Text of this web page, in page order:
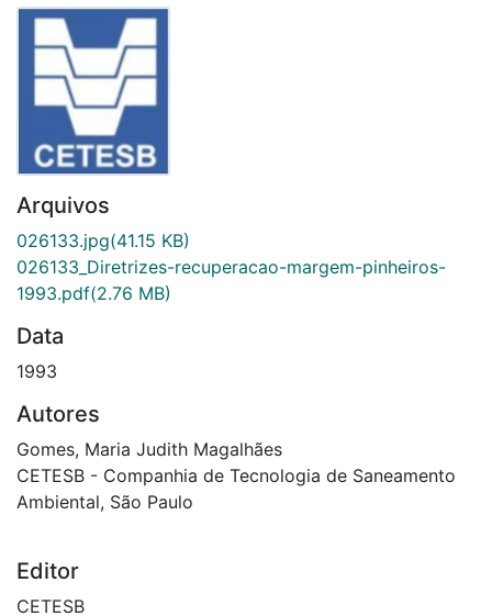
Fale Conosco
Arquivos
026133.jpg(41.15 KB)
026133_Diretrizes-recuperacao-margem-pinheiros-
1993.pdf(2.76 MB)
Data
1993
Autores
Gomes, Maria Judith Magalhães
CETESB - Companhia de Tecnologia de Saneamento
Ambiental, São Paulo
Editor
CETESB